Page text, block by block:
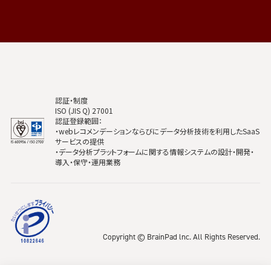
認証・制度
ISO (JIS Q) 27001
認証登録範囲：
・webレコメンデーションならびにデータ分析技術を利用したSaaS
サービスの提供
・データ分析プラットフォームに関する情報システムの設計・開発・
導入・保守・運用業務
Copyright © BrainPad lnc. All Rights Reserved.